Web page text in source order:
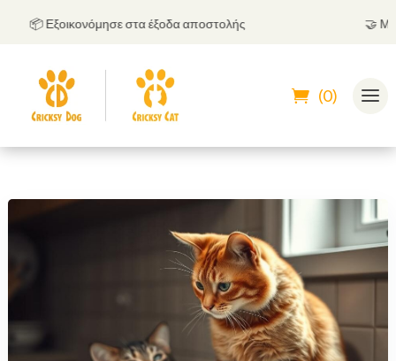
📦 Εξοικονόμησε στα έξοδα αποστολής
(0)